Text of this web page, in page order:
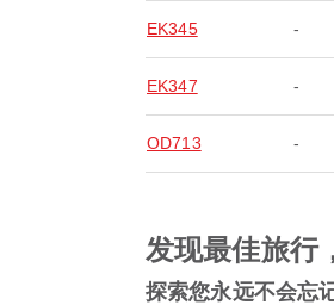
EK345 -
EK347 -
OD713 -
发现最佳旅行
探索您永远不会忘